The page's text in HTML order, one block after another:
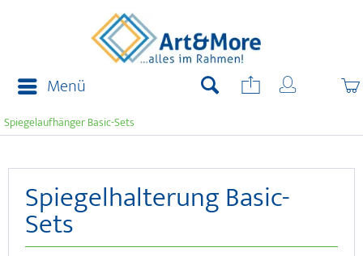
Menü
Spiegelaufhänger Basic-Sets
Spiegelhalterung Basic-
Sets